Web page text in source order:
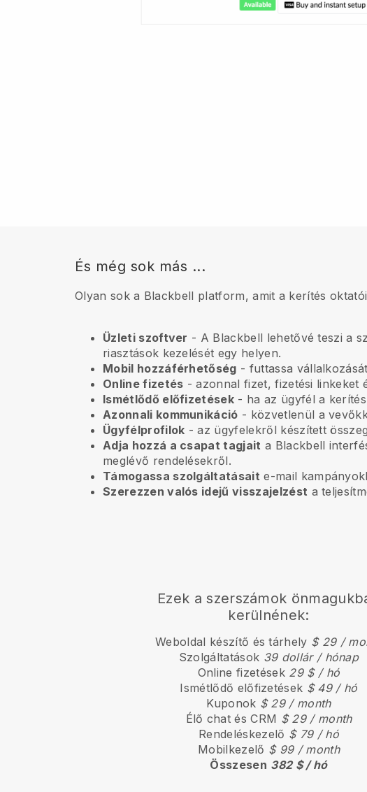
És még sok más ...
Olyan sok a Blackbell platform, amit a kerítés
Üzleti szoftver - A Blackbell lehetővé teszi a
riasztások kezelését egy helyen.
Mobil hozzáférhetőség - futtassa
Online fizetés - azonnal fizet, fizetési linkeket
Ismétlődő előfizetések - ha az ügyfél a
Azonnali kommunikáció - közvetlenül a
Ügyfélprofilok - az ügyfelekről készített
Adja hozzá a csapat tagjait a Blackbell
meglévő rendelésekről.
Támogassa szolgáltatásait e-mail
Szerezzen valós idejű visszajelzést a
Ezek a szerszámok
kerülnének:
Weboldal készítő és tárhely $ 29 /
Szolgáltatások 39 dollár / hónap
Online fizetések 29 $ / hó
Ismétlődő előfizetések $ 49 / hó
Kuponok $ 29 / month
Élő chat és CRM $ 29 / month
Rendeléskezelő $ 79 / hó
Mobilkezelő $ 99 / month
Összesen 382 $ / hó